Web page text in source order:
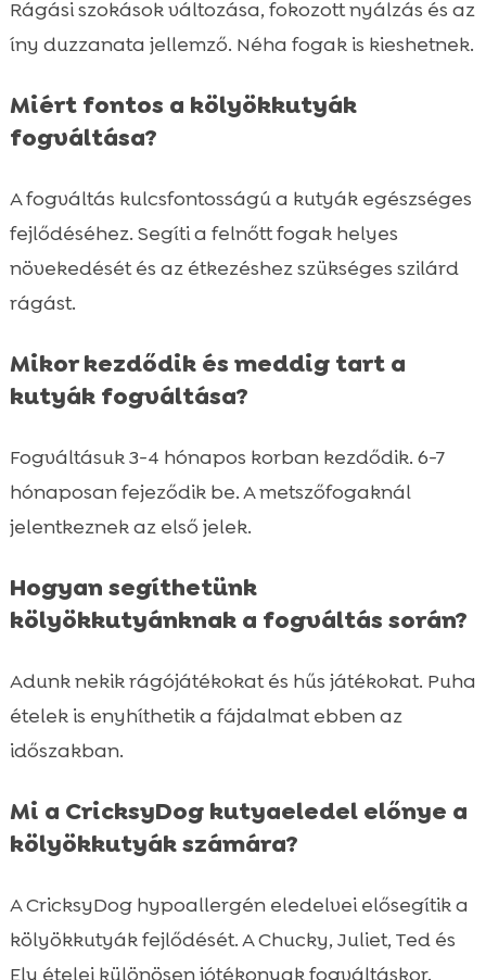
Rágási szokások változása, fokozott nyálzás és az
íny duzzanata jellemző. Néha fogak is kieshetnek.
Miért fontos a kölyökkutyák
fogváltása?
A fogváltás kulcsfontosságú a kutyák egészséges
fejlődéséhez. Segíti a felnőtt fogak helyes
növekedését és az étkezéshez szükséges szilárd
rágást.
Mikor kezdődik és meddig tart a
kutyák fogváltása?
Fogváltásuk 3-4 hónapos korban kezdődik. 6-7
hónaposan fejeződik be. A metszőfogaknál
jelentkeznek az első jelek.
Hogyan segíthetünk
kölyökkutyánknak a fogváltás során?
Adunk nekik rágójátékokat és hűs játékokat. Puha
ételek is enyhíthetik a fájdalmat ebben az
időszakban.
Mi a CricksyDog kutyaeledel előnye a
kölyökkutyák számára?
A CricksyDog hypoallergén eledelvei elősegítik a
kölyökkutyák fejlődését. A Chucky, Juliet, Ted és
Ely ételei különösen jótékonyak fogváltáskor.